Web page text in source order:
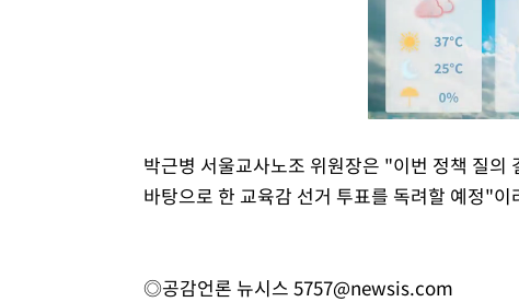
박근병 서울교사노조 위원장은 "이번 정책 질의
바탕으로 한 교육감 선거 투표를 독려할 예정"이
◎공감언론 뉴시스 5757@newsis.com